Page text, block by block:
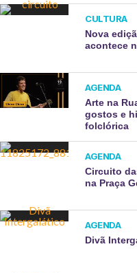
CULTURA
Nova
acontece
AGENDA
Arte na
gostos e
folclórica
AGENDA
Circuito
na Praça
AGENDA
Divã